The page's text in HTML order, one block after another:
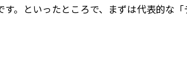
。といったところで、まずは代表的な